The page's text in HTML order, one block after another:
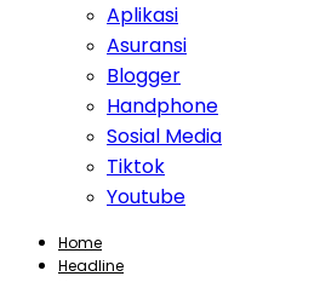
Aplikasi
Asuransi
Blogger
Handphone
Sosial Media
Tiktok
Youtube
Home
Headline